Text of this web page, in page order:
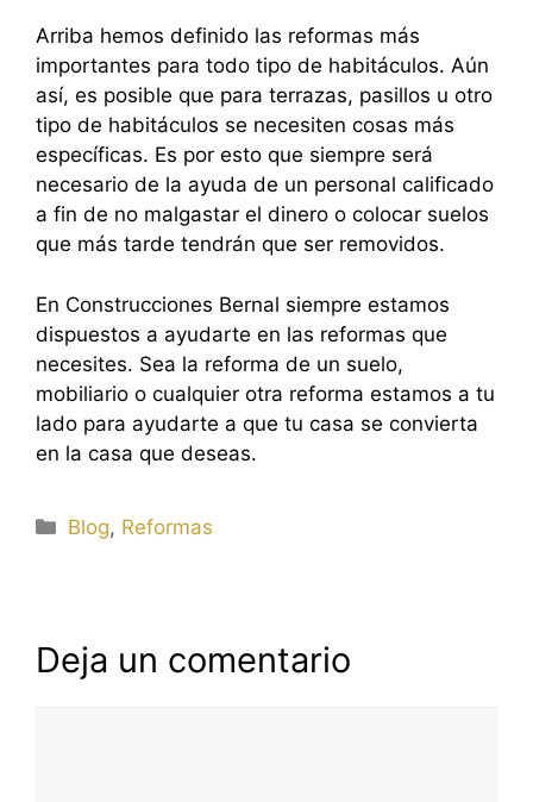
Arriba hemos definido las reformas más
importantes para todo tipo de habitáculos. Aún
así, es posible que para terrazas, pasillos u otro
tipo de habitáculos se necesiten cosas más
específicas. Es por esto que siempre será
necesario de la ayuda de un personal calificado
a fin de no malgastar el dinero o colocar suelos
que más tarde tendrán que ser removidos.
En Construcciones Bernal siempre estamos
dispuestos a ayudarte en las reformas que
necesites. Sea la reforma de un suelo,
mobiliario o cualquier otra reforma estamos a tu
lado para ayudarte a que tu casa se convierta
en la casa que deseas.
Categorías
Blog, Reformas
Deja un comentario